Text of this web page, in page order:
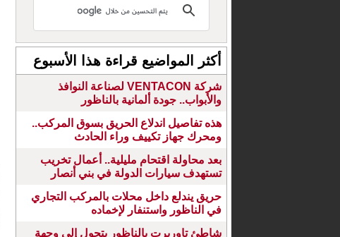
أكثر المواضيع قراءة هذا الأسبوع
شركة VENTACON لصناعة النوافذ
والأبواب.. جودة ألمانية بالناظور
هذه تفاصيل اندلاع الحريق بسوق المركب..
ومحرك جهاز تكييف وراء الحادث
بعد محاولة اقتحام مليلية.. أعمال تخريب
تستهدف سيارات الدولة في بني أنصار
حريق يندلع داخل محلات بالمركب التجاري
في الناظور واستنفار لإخماده
شاطئ تاوريرت بالناظور يتحول إلى وجهة